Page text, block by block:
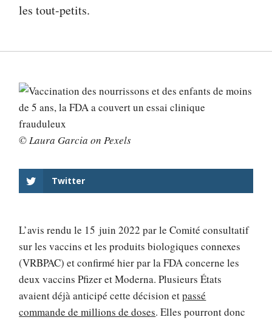
les tout-petits.
© Laura Garcia on Pexels
Twitter
L’avis rendu le 15 juin 2022 par le Comité consultatif
sur les vaccins et les produits biologiques connexes
(VRBPAC) et confirmé hier par la FDA concerne les
deux vaccins Pfizer et Moderna. Plusieurs États
avaient déjà anticipé cette décision etpassé
commande de millions de doses. Elles pourront donc